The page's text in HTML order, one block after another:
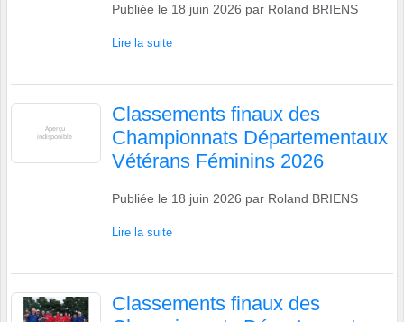
Publiée le 18 juin 2026 par Roland BRIENS
Lire la suite
Classements finaux des
Championnats Départementaux
Vétérans Féminins 2026
Publiée le 18 juin 2026 par Roland BRIENS
Lire la suite
Classements finaux des